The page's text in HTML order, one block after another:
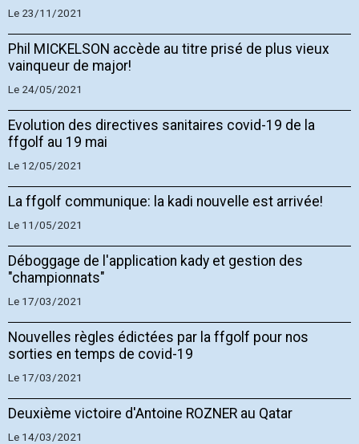
Le 23/11/2021
Phil MICKELSON accède au titre prisé de plus vieux
vainqueur de major!
Le 24/05/2021
Evolution des directives sanitaires covid-19 de la
ffgolf au 19 mai
Le 12/05/2021
La ffgolf communique: la kadi nouvelle est arrivée!
Le 11/05/2021
Déboggage de l'application kady et gestion des
"championnats"
Le 17/03/2021
Nouvelles règles édictées par la ffgolf pour nos
sorties en temps de covid-19
Le 17/03/2021
Deuxième victoire d'Antoine ROZNER au Qatar
Le 14/03/2021